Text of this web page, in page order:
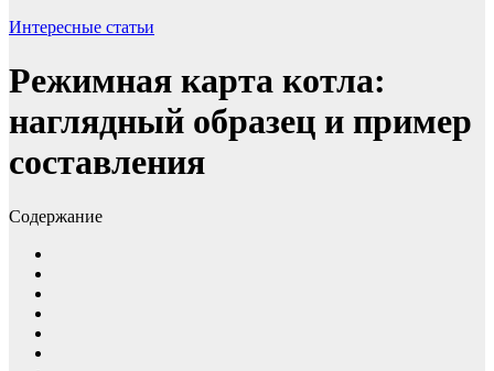
Интересные статьи
Режимная карта котла:
наглядный образец и пример
составления
Содержание